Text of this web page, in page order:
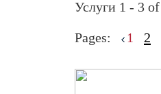
Услуги 1 - 3
Pages: 1 2